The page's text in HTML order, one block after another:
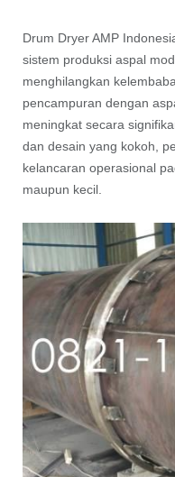
Drum Dryer AMP
sistem produksi aspal
menghilangkan
pencampuran dengan
meningkat secara
dan desain yang kokoh,
kelancaran operasional
maupun kecil.